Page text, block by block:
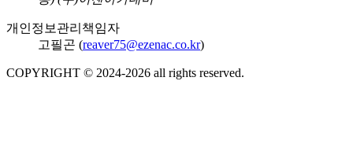
개인정보관리책임자
고필곤 (reaver75@ezenac.co.kr)
COPYRIGHT © 2024-2026 all rights reserved.